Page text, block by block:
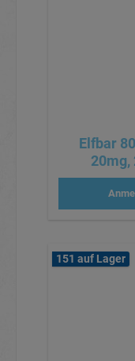
Elfbar
20mg,
151 auf Lager